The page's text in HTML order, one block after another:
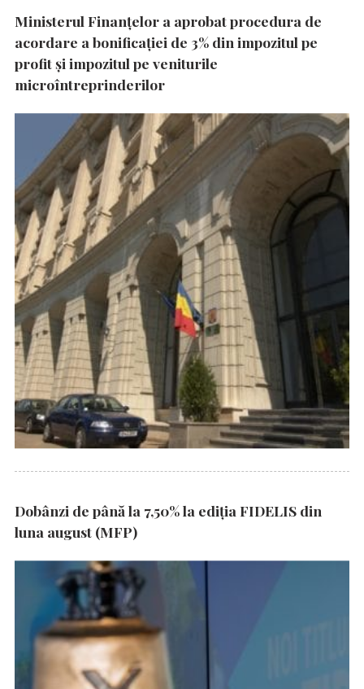
Ministerul Finanțelor a aprobat procedura de
acordare a bonificației de 3% din impozitul pe
profit și impozitul pe veniturile
microîntreprinderilor
Dobânzi de până la 7,50% la ediția FIDELIS din
luna august (MFP)